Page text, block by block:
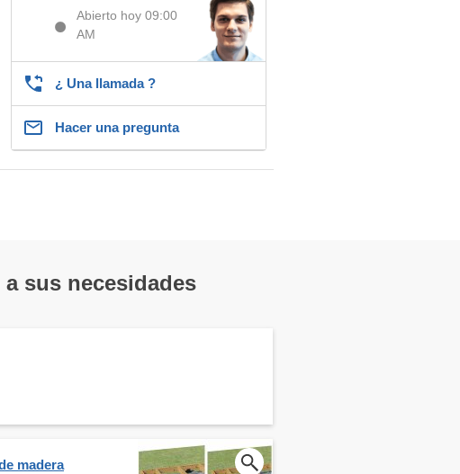
Abierto hoy 09:00
AM
¿ Una llamada ?
Hacer una pregunta
sus necesidades
madera